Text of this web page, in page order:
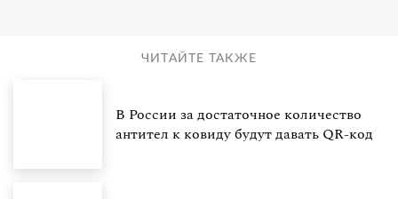
ЧИТАЙТЕ ТАКЖЕ
В России за достаточное количество
антител к ковиду будут давать QR-код